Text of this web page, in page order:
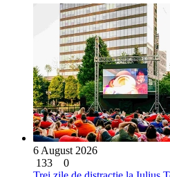
6 August 2026
133
0